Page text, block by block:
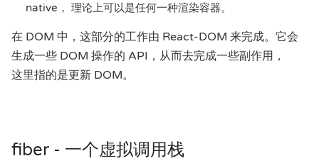
native， 理论上可以是任何一种渲染容器。
在 DOM 中，这部分的工作由 React-DOM 来完成。它会
生成一些 DOM 操作的 API，从而去完成一些副作用，
这里指的是更新 DOM。
fiber - 一个虚拟调用栈